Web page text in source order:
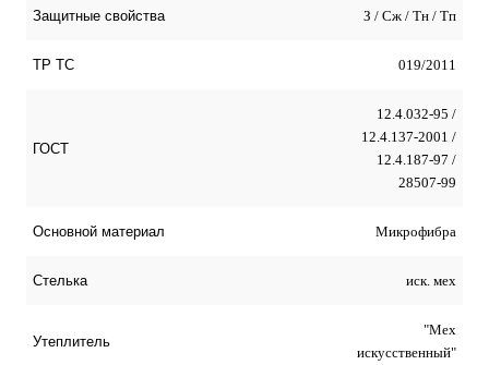
Защитные свойства З / Сж / Тн / Тп
ТР ТС 019/2011
ГОСТ
12.4.032-95 /
12.4.137-2001 /
12.4.187-97 /
28507-99
Оcновной материал Микрофибра
Стелька иск. мех
Утеплитель
"Мех
искусственный"